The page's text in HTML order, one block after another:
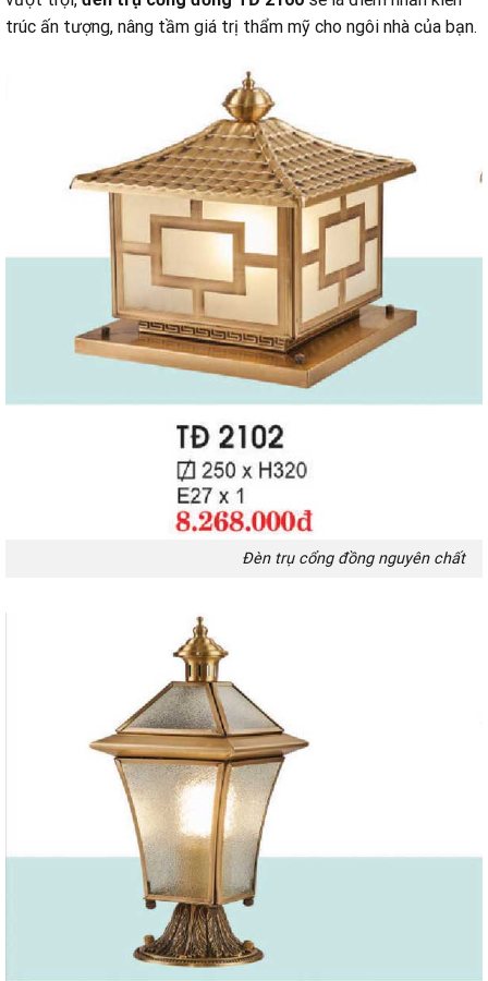
trúc ấn tượng, nâng tầm giá trị thẩm mỹ cho ngôi nhà của bạn.
Đèn trụ cổng đồng nguyên chất